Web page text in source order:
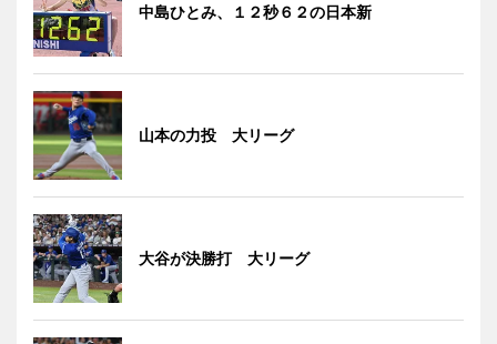
中島ひとみ、１２秒６２の日本新
山本の力投 大リーグ
大谷が決勝打 大リーグ